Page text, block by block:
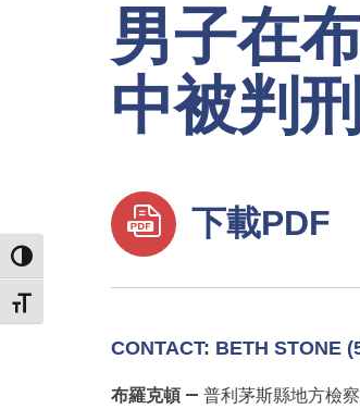
TOGGLE HIGH CONTRAST
TOGGLE FONT SIZE
男子在
中被判刑
下載PDF
CONTACT: BETH STONE
布羅克頓 — 普利茅斯縣地方檢